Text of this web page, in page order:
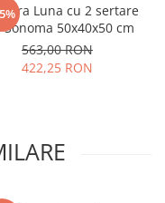
Luna cu 2 sertare
Sonoma 50x40x50 cm
563,00 RON
422,25 RON